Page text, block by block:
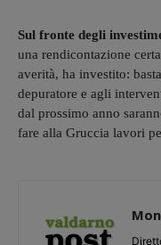
Sul fronte degli
una rendicontazione
averità, ha investito:
depuratore e agli
dal prossimo anno
fare alla Gruccia lavori